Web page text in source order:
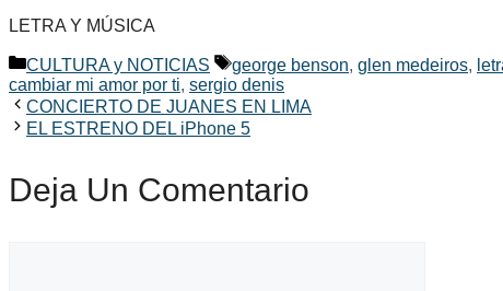
LETRA Y MÚSICA
Categorías
CULTURA y NOTICIAS Etiquetas
george benson, glen medeiros,
cambiar mi amor por ti, sergio denis
CONCIERTO DE JUANES EN LIMA
EL ESTRENO DEL iPhone 5
Deja Un Comentario